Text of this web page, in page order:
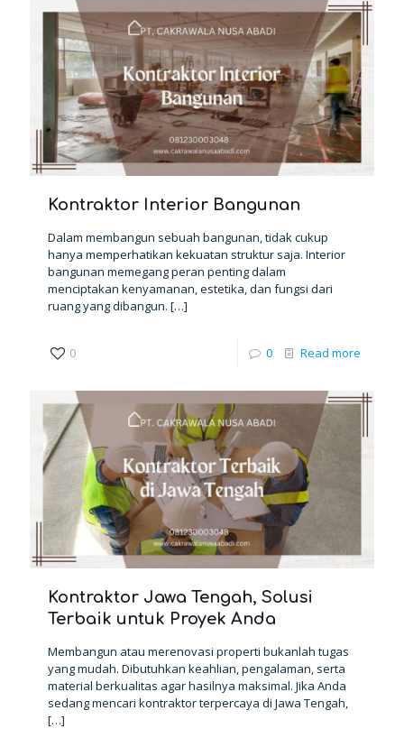
Kontraktor Interior Bangunan
Dalam membangun sebuah bangunan, tidak cukup
hanya memperhatikan kekuatan struktur saja. Interior
bangunan memegang peran penting dalam
menciptakan kenyamanan, estetika, dan fungsi dari
ruang yang dibangun. […]
0 0 Read more
Kontraktor Jawa Tengah, Solusi
Terbaik untuk Proyek Anda
Membangun atau merenovasi properti bukanlah tugas
yang mudah. Dibutuhkan keahlian, pengalaman, serta
material berkualitas agar hasilnya maksimal. Jika Anda
sedang mencari kontraktor terpercaya di Jawa Tengah,
[…]